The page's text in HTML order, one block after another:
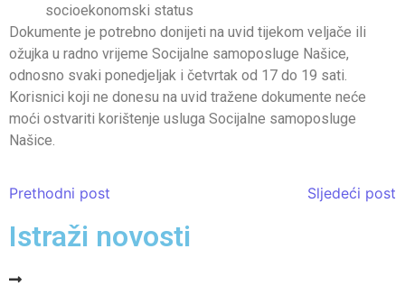
socioekonomski status
Dokumente je potrebno donijeti na uvid tijekom veljače ili
ožujka u radno vrijeme Socijalne samoposluge Našice,
odnosno svaki ponedjeljak i četvrtak od 17 do 19 sati.
Korisnici koji ne donesu na uvid tražene dokumente neće
moći ostvariti korištenje usluga Socijalne samoposluge
Našice.
Prethodni post Sljedeći post
Istraži novosti